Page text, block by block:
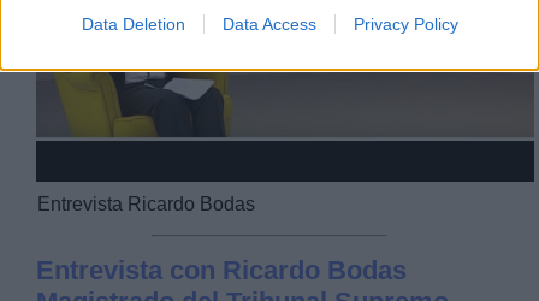
Data Deletion Data Access Privacy Policy
Entrevista Ricardo Bodas
Entrevista con Ricardo Bodas